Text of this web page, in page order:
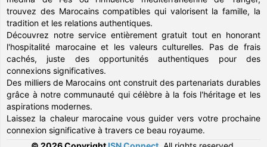
trouvez des Marocains compatibles qui valorisent la famille, la
tradition et les relations authentiques.
Découvrez notre service entièrement gratuit tout en honorant
l'hospitalité marocaine et les valeurs culturelles. Pas de frais
cachés, juste des opportunités authentiques pour des
connexions significatives.
Des milliers de Marocains ont construit des partenariats durables
grâce à notre communauté qui célèbre à la fois l'héritage et les
aspirations modernes.
Laissez la chaleur marocaine vous guider vers votre prochaine
connexion significative à travers ce beau royaume.